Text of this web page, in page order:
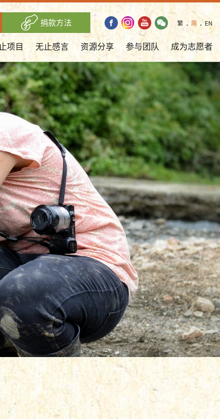
捐款方法 繁 ． 简 ． EN
项目 无止感言 资源分享 参与团队 成为志愿者